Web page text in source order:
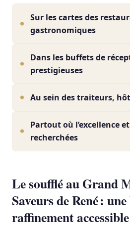
Sur les cartes des
gastronomiques
Dans les buffets de
prestigieuses
Au sein des traiteurs,
Partout où l’excellence
recherchées
Le soufflé au Grand
Saveurs de René :
raffinement accessible